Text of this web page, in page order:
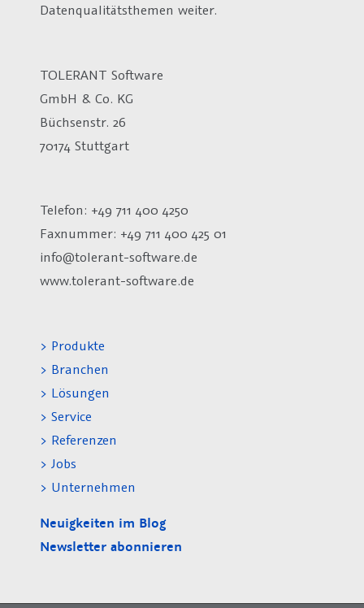
Datenqualitätsthemen weiter.
TOLERANT Software
GmbH & Co. KG
Büchsenstr. 26
70174 Stuttgart
Telefon: +49 711 400 4250
Faxnummer: +49 711 400 425 01
info@tolerant-software.de
www.tolerant-software.de
> Produkte
> Branchen
> Lösungen
> Service
> Referenzen
> Jobs
> Unternehmen
Neuigkeiten im Blog
Newsletter abonnieren